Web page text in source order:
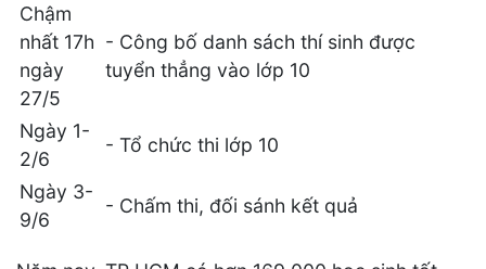
Chậm
nhất 17h
ngày
27/5
- Công bố danh sách thí sinh được
tuyển thẳng vào lớp 10
Ngày 1-
2/6
- Tổ chức thi lớp 10
Ngày 3-
9/6
- Chấm thi, đối sánh kết quả